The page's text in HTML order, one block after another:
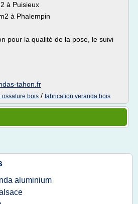
à Puisieux
à Phalempin
pour la qualité de la pose, le suivi
tahon.fr
ossature bois / fabrication veranda bois
aluminium